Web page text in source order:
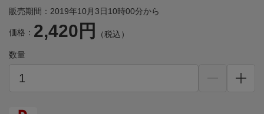
販売期間：2019年10月3日10時00分から
価格： 2,420円 （税込）
数量